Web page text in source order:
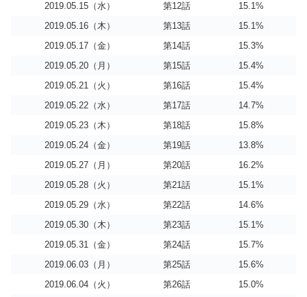
2019.05.15（水）
第12話
15.1%
2019.05.16（木）
第13話
15.1%
2019.05.17（金）
第14話
15.3%
2019.05.20（月）
第15話
15.4%
2019.05.21（火）
第16話
15.4%
2019.05.22（水）
第17話
14.7%
2019.05.23（木）
第18話
15.8%
2019.05.24（金）
第19話
13.8%
2019.05.27（月）
第20話
16.2%
2019.05.28（火）
第21話
15.1%
2019.05.29（水）
第22話
14.6%
2019.05.30（木）
第23話
15.1%
2019.05.31（金）
第24話
15.7%
2019.06.03（月）
第25話
15.6%
2019.06.04（火）
第26話 15.0%